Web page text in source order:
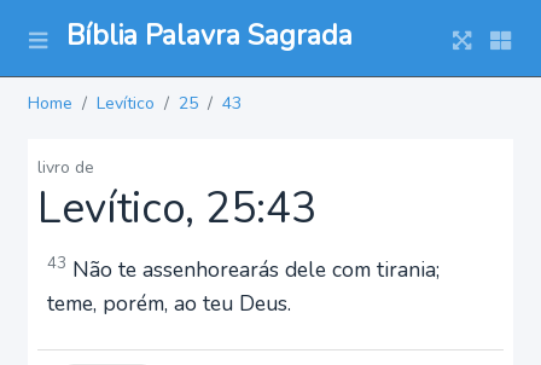
Bíblia Palavra Sagrada
Home Levítico 25 43
livro de
Levítico, 25:43
43 Não te assenhorearás dele com tirania;
teme, porém, ao teu Deus.